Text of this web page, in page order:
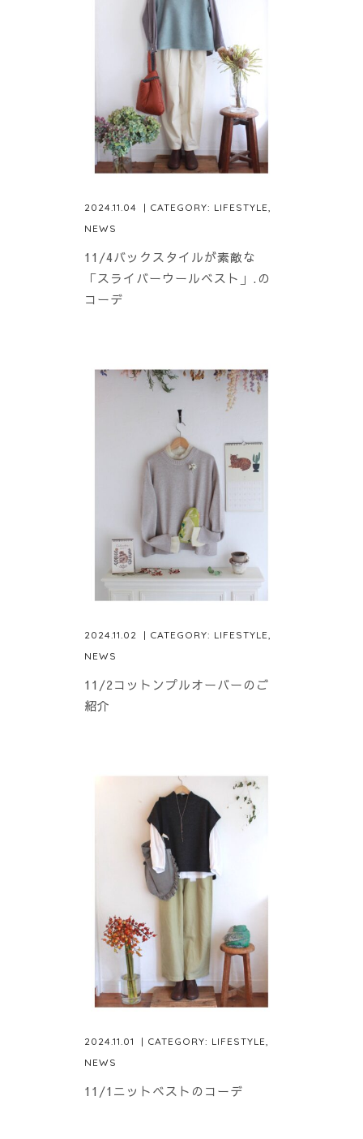
2024.11.04 | CATEGORY: LIFESTYLE,
NEWS
11/4バックスタイルが素敵な
「スライバーウールベスト」.の
コーデ
2024.11.02 | CATEGORY: LIFESTYLE,
NEWS
11/2コットンプルオーバーのご
紹介
2024.11.01 | CATEGORY: LIFESTYLE,
NEWS
11/1ニットベストのコーデ